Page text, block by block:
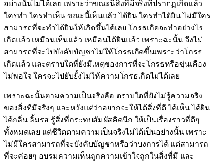
อย่างนั้นไม่ได้เลย เพราะว่าขณะนี้สิ่งที่มีจริงที่ปรากฏเกิดแล้ว
ใครทำ ใครทำเห็น ขณะนี้เห็นแล้ว ได้ยิน ใครทำได้ยิน ไม่มีใคร
สามารถที่จะทำได้ยินให้เกิดขึ้นได้เลย โกรธเกิดจะทำอย่างไร
เกิดแล้ว เหมือนเห็นแล้ว เหมือนได้ยินแล้ว เพราะฉะนั้น จึงไม่
สามารถที่จะไปบังคับบัญชาไม่ให้โกรธเกิดขึ้นเพราะว่าโกรธ
เกิดแล้ว และตราบใดที่ยังมีเหตุของการที่จะโกรธหรือขุ่นเคือง
ไม่พอใจ ใครจะไปยับยั้งไม่ให้ความโกรธเกิดไม่ได้เลย
เพราะฉะนั้นตามความเป็นจริงคือ ตราบใดที่ยังไม่รู้ความจริง
ของสิ่งที่มีจริงๆ และหวังแต่ว่าอยากจะให้ได้สิ่งที่ดี ได้เห็น ได้ยิน
ได้กลิ่น ลิ้มรส รู้สิ่งที่กระทบสัมผัสคิดนึก ให้เป็นเรื่องราวที่ดีๆ
ทั้งหมดเลย แต่ชีวิตตามความเป็นจริงไม่ได้เป็นอย่างนั้น เพราะ
ไม่มีใครสามารถที่จะบังคับบัญชาหรือว่าบงการได้ แต่สามารถ
ที่จะค่อยๆ อบรมความเห็นถูกความเข้าใจถูกในสิ่งที่มี และ